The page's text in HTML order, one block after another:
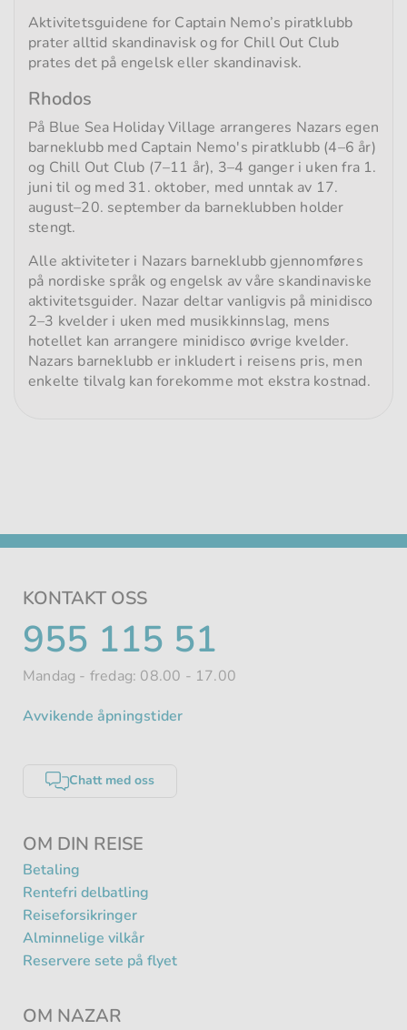
Aktivitetsguidene for Captain Nemo’s piratklubb
prater alltid skandinavisk og for Chill Out Club
prates det på engelsk eller skandinavisk.
Rhodos
På Blue Sea Holiday Village arrangeres Nazars egen
barneklubb med Captain Nemo's piratklubb (4–6 år)
og Chill Out Club (7–11 år), 3–4 ganger i uken fra 1.
juni til og med 31. oktober, med unntak av 17.
august–20. september da barneklubben holder
stengt.
Alle aktiviteter i Nazars barneklubb gjennomføres
på nordiske språk og engelsk av våre skandinaviske
aktivitetsguider. Nazar deltar vanligvis på minidisco
2–3 kvelder i uken med musikkinnslag, mens
hotellet kan arrangere minidisco øvrige kvelder.
Nazars barneklubb er inkludert i reisens pris, men
enkelte tilvalg kan forekomme mot ekstra kostnad.
OM DIN REISE
Betaling
Rentefri delbatling
Reiseforsikringer
Alminnelige vilkår
Reservere sete på flyet
OM NAZAR
KONTAKT OSS
TELEFONNUMMER
955 115 51
Mandag - fredag: 08.00 - 17.00
Avvikende åpningstider
Chatt med oss